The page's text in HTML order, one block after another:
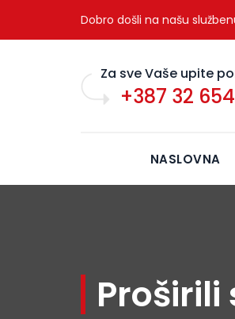
Dobro došli na našu
Za sve Vaše upite
+387 32
NASLOVNA